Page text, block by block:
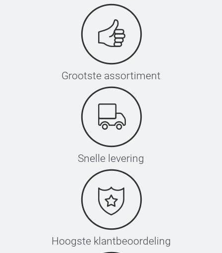
Grootste assortiment
Snelle levering
Hoogste klantbeoordeling